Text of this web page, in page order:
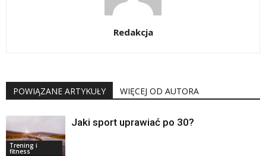
Redakcja
POWIĄZANE ARTYKUŁY WIĘCEJ OD AUTORA
Trening i
fitness
Jaki sport uprawiać po 30?